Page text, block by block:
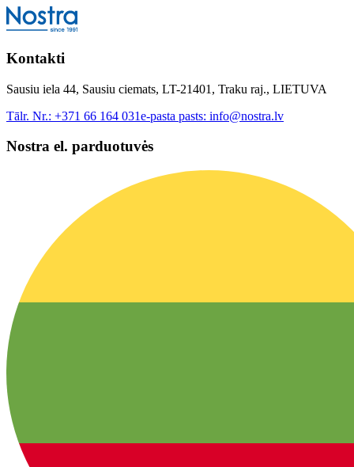
Kontakti
Sausiu iela 44, Sausiu ciemats, LT-21401, Traku raj., LIETUVA
Tālr. Nr.: +371 66 164 031e-pasta pasts: info@nostra.lv
Nostra el. parduotuvės